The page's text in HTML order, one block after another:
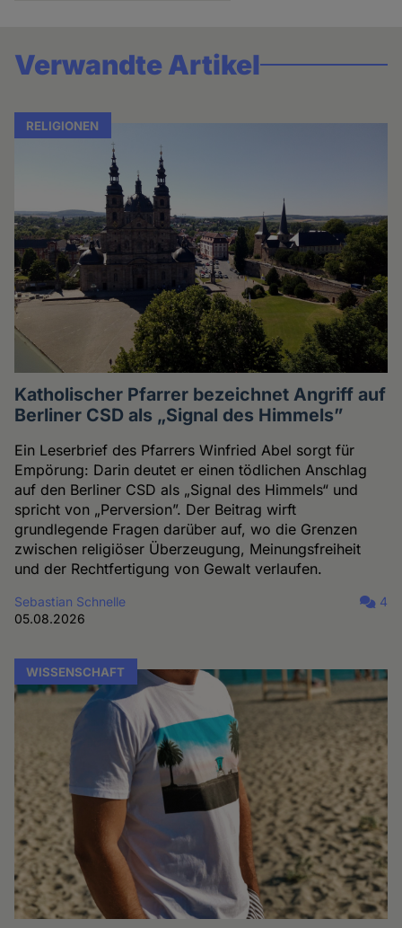
Verwandte Artikel
RELIGIONEN
Katholischer Pfarrer bezeichnet Angriff auf
Berliner CSD als „Signal des Himmels”
Ein Leserbrief des Pfarrers Winfried Abel sorgt für
Empörung: Darin deutet er einen tödlichen Anschlag
auf den Berliner CSD als „Signal des Himmels“ und
spricht von „Perversion”. Der Beitrag wirft
grundlegende Fragen darüber auf, wo die Grenzen
zwischen religiöser Überzeugung, Meinungsfreiheit
und der Rechtfertigung von Gewalt verlaufen.
Sebastian Schnelle
05.08.2026
4
WISSENSCHAFT